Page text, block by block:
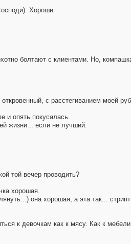
Хороши.
болтают с клиентами. Но,
с расстегиванием моей
и опять покусалась.
жизни... если не лучший.
той вечер проводить?
хорошая.
она хорошая, а эта так...
к девочкам как к мясу. Как к